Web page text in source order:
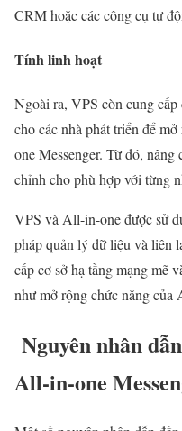
CRM hoặc các công cụ tự
Tính linh hoạt
Ngoài ra, VPS còn cung
cho các nhà phát triển để
one Messenger. Từ đó,
chỉnh cho phù hợp với từng
VPS và All-in-one được sử
pháp quản lý dữ liệu và liên
cấp cơ sở hạ tầng mạng mẽ
như mở rộng chức năng của
Nguyên nhân
All-in-one